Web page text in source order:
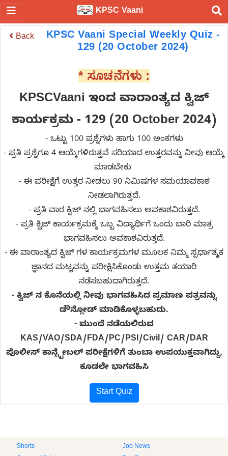
KPSC Vaani
Back
KPSC Vaani Special Weekly Quiz -
129 (20 October 2024)
* ಸೂಚನೆಗಳು :
KPSCVaani ಇಂದ ವಾರಾಂತ್ಯದ ಕ್ವಿಜ್
ಕಾರ್ಯಕ್ರಮ - 129 (20 October 2024)
- ಒಟ್ಟು 100 ಪ್ರಶ್ನೆಗಳು ಹಾಗು 100 ಅಂಕಗಳು
- ಪ್ರತಿ ಪ್ರಶ್ನೆಗೂ 4 ಆಯ್ಕೆಗಳಿರುತ್ತವೆ ಸರಿಯಾದ ಉತ್ತರವನ್ನು ನೀವು ಆಯ್ಕೆ
ಮಾಡಬೇಕು
- ಈ ಪರೀಕ್ಷೆಗೆ ಉತ್ತರ ನೀಡಲು 90 ನಿಮಿಷಗಳ ಸಮಯಾವಕಾಶ
ನೀಡಲಾಗಿರುತ್ತದೆ.
- ಪ್ರತಿ ವಾರ ಕ್ವಿಜ್ ನಲ್ಲಿ ಭಾಗವಹಿಸಲು ಅವಕಾಶವಿರುತ್ತದೆ.
- ಪ್ರತಿ ಕ್ವಿಜ್ ಕಾರ್ಯಕ್ರಮಕ್ಕೆ ಒಬ್ಬ ವಿದ್ಯಾರ್ಥಿಗೆ ಒಂದು ಬಾರಿ ಮಾತ್ರ
ಭಾಗವಹಿಸಲು ಅವಕಾಶವಿರುತ್ತದೆ.
- ಈ ವಾರಾಂತ್ಯದ ಕ್ವಿಜ್ ಗಳ ಕಾರ್ಯಕ್ರಮಗಳ ಮೂಲಕ ನಿಮ್ಮ ಸ್ಪರ್ಧಾತ್ಮಕ
ಜ್ಞಾನದ ಮಟ್ಟವನ್ನು ಪರೀಕ್ಷಿಸಿಕೊಂಡು ಉತ್ತಮ ತಯಾರಿ
ನಡೆಸಬಹುದಾಗಿರುತ್ತದೆ.
- ಕ್ವಿಜ್ ನ ಕೊನೆಯಲ್ಲಿ ನೀವು ಭಾಗವಹಿಸಿದ ಪ್ರಮಾಣ ಪತ್ರವನ್ನು
ಡೌನ್ಲೋಡ್ ಮಾಡಿಕೊಳ್ಳಬಹುದು.
- ಮುಂದೆ ನಡೆಯಲಿರುವ
KAS/VAO/SDA/FDA/PC/PSI/Civil/ CAR/DAR
ಪೊಲೀಸ್ ಕಾನ್ಸ್ಟೇಬಲ್ ಪರೀಕ್ಷೆಗಳಿಗೆ ತುಂಬಾ ಉಪಯುಕ್ತವಾಗಿದ್ದು,
ಕೂಡಲೇ ಭಾಗವಹಿಸಿ
Start Quiz
Shorts
Job News